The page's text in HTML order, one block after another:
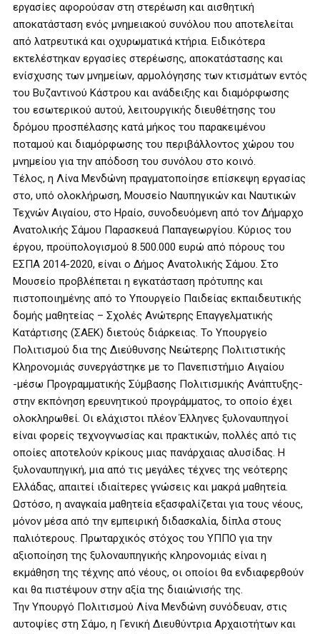
εργασίες αφορούσαν στη στερέωση και αισθητική
αποκατάσταση ενός μνημειακού συνόλου που αποτελείται
από λατρευτικά και οχυρωματικά κτήρια. Ειδικότερα
εκτελέστηκαν εργασίες στερέωσης, αποκατάστασης και
ενίσχυσης των μνημείων, αρμολόγησης των κτισμάτων εντός
του Βυζαντινού Κάστρου και ανάδειξης και διαμόρφωσης
του εσωτερικού αυτού, λειτουργικής διευθέτησης του
δρόμου προσπέλασης κατά μήκος του παρακειμένου
ποταμού και διαμόρφωσης του περιβάλλοντος χώρου του
μνημείου για την απόδοση του συνόλου στο κοινό.
Τέλος, η Λίνα Μενδώνη πραγματοποίησε επίσκεψη εργασίας
στο, υπό ολοκλήρωση, Μουσείο Ναυπηγικών και Ναυτικών
Τεχνών Αιγαίου, στο Ηραίο, συνοδευόμενη από τον Δήμαρχο
Ανατολικής Σάμου Παρασκευά Παπαγεωργίου. Κύριος του
έργου, προϋπολογισμού 8.500.000 ευρώ από πόρους του
ΕΣΠΑ 2014-2020, είναι ο Δήμος Ανατολικής Σάμου. Στο
Μουσείο προβλέπεται η εγκατάσταση πρότυπης και
πιστοποιημένης από το Υπουργείο Παιδείας εκπαιδευτικής
δομής μαθητείας – Σχολές Ανώτερης Επαγγελματικής
Κατάρτισης (ΣΑΕΚ) διετούς διάρκειας. Το Υπουργείο
Πολιτισμού δια της Διεύθυνσης Νεώτερης Πολιτιστικής
Κληρονομιάς συνεργάστηκε με το Πανεπιστήμιο Αιγαίου
-μέσω Προγραμματικής Σύμβασης Πολιτισμικής Ανάπτυξης-
στην εκπόνηση ερευνητικού προγράμματος, το οποίο έχει
ολοκληρωθεί. Οι ελάχιστοι πλέον Έλληνες ξυλοναυπηγοί
είναι φορείς τεχνογνωσίας και πρακτικών, πολλές από τις
οποίες αποτελούν κρίκους μιας πανάρχαιας αλυσίδας. Η
ξυλοναυπηγική, μια από τις μεγάλες τέχνες της νεότερης
Ελλάδας, απαιτεί ιδιαίτερες γνώσεις και μακρά μαθητεία.
Ωστόσο, η αναγκαία μαθητεία εξασφαλίζεται για τους νέους,
μόνον μέσα από την εμπειρική διδασκαλία, δίπλα στους
παλιότερους. Πρωταρχικός στόχος του ΥΠΠΟ για την
αξιοποίηση της ξυλοναυπηγικής κληρονομιάς είναι η
εκμάθηση της τέχνης από νέους, οι οποίοι θα ενδιαφερθούν
και θα πιστέψουν στην αξία της διαιώνισής της.
Την Υπουργό Πολιτισμού Λίνα Μενδώνη συνόδευαν, στις
αυτοψίες στη Σάμο, η Γενική Διευθύντρια Αρχαιοτήτων και